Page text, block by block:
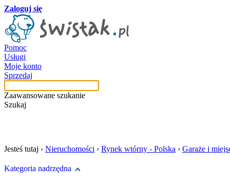
Zaloguj się
Pomoc
Usługi
Moje konto
Sprzedaj
Zaawansowane szukanie
Szukaj
Jesteś tutaj › Nieruchomości › Rynek wtórny - Polska › Garaże i
Kategoria nadrzędna